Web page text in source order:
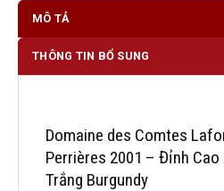
MÔ TẢ
THÔNG TIN BỔ SUNG
Domaine des Comtes
Perrières 2001 – Đỉnh Cao
Trắng Burgundy